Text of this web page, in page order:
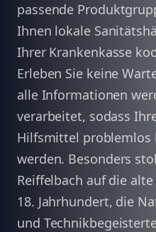
passende
Ihnen lokale
Ihrer Krankenkasse
Erleben Sie keine
alle Informationen
verarbeitet, sodass
Hilfsmittel problemlos
werden. Besonders
Reiffelbach auf die
18. Jahrhundert, die
und